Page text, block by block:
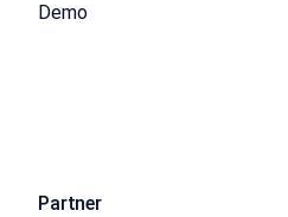
Demo
Partner